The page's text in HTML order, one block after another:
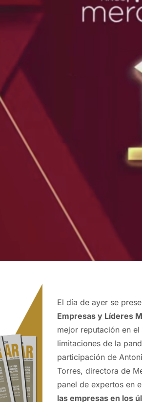
El día de ayer se
Empresas y Líderes
mejor reputación en
limitaciones de la
participación de
Torres, directora de
panel de expertos en
las empresas en los